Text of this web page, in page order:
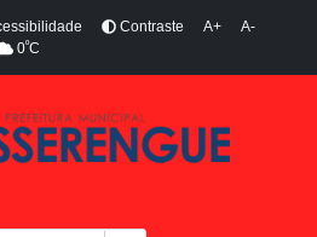
Contraste A+
A-
0ºC